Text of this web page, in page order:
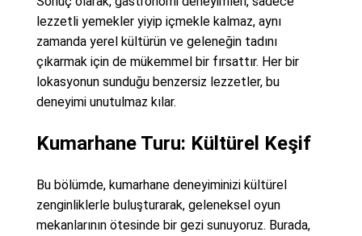
lezzetli yemekler yiyip içmekle kalmaz, aynı
zamanda yerel kültürün ve geleneğin tadını
çıkarmak için de mükemmel bir fırsattır. Her bir
lokasyonun sunduğu benzersiz lezzetler, bu
deneyimi unutulmaz kılar.
Kumarhane Turu: Kültürel Keşif
Bu bölümde, kumarhane deneyiminizi kültürel
zenginliklerle buluşturarak, geleneksel oyun
mekanlarının ötesinde bir gezi sunuyoruz. Burada,